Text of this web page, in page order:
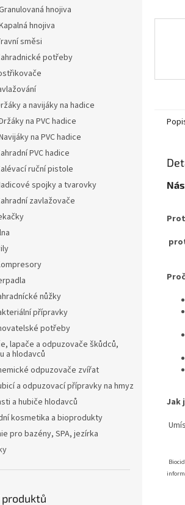
hnojiva
hnojiva
směsi
potřeby
a navijáky na hadice
na PVC hadice
na PVC hadice
PVC hadice
ruční pistole
spojky a tvarovky
zavlažovače
nůžky
přípravky
potřeby
lapače a odpuzovače škůdců,
a hlodavců
odpuzovače zvířat
a odpuzovací přípravky na hmyz
a hubiče hlodavců
kosmetika a bioprodukty
pro bazény, SPA, jezírka
produktů
Jak